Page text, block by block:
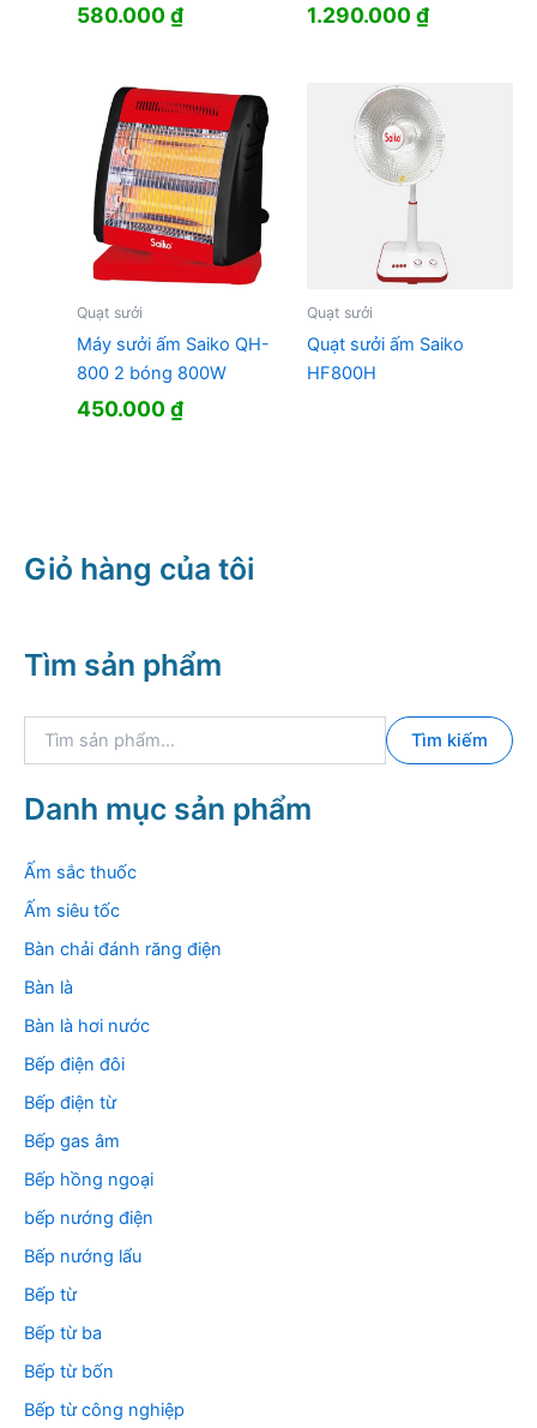
580.000₫ 1.290.000₫
Quạt sưởi
Máy sưởi ấm Saiko QH-
800 2 bóng 800W
450.000₫
Quạt sưởi
Quạt sưởi ấm Saiko
HF800H
Giỏ hàng của tôi
Tìm sản phẩm
k
i
m
Tìm kiếm
Danh mục sản phẩm
Ấm sắc thuốc
Ấm siêu tốc
Bàn chải đánh răng điện
Bàn là
Bàn là hơi nước
Bếp điện đôi
Bếp điện từ
Bếp gas âm
Bếp hồng ngoại
bếp nướng điện
Bếp nướng lẩu
Bếp từ
Bếp từ ba
Bếp từ bốn
Bếp từ công nghiệp